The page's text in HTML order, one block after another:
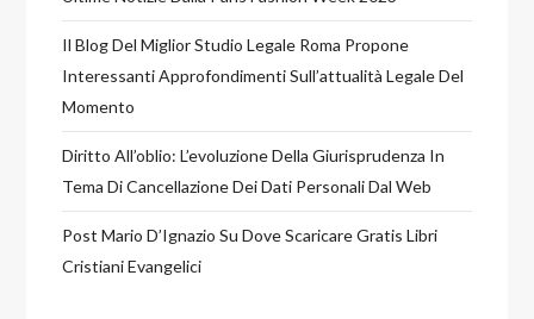
Il Blog Del Miglior Studio Legale Roma Propone
Interessanti Approfondimenti Sull’attualità Legale Del
Momento
Diritto All’oblio: L’evoluzione Della Giurisprudenza In
Tema Di Cancellazione Dei Dati Personali Dal Web
Post Mario D’Ignazio Su Dove Scaricare Gratis Libri
Cristiani Evangelici